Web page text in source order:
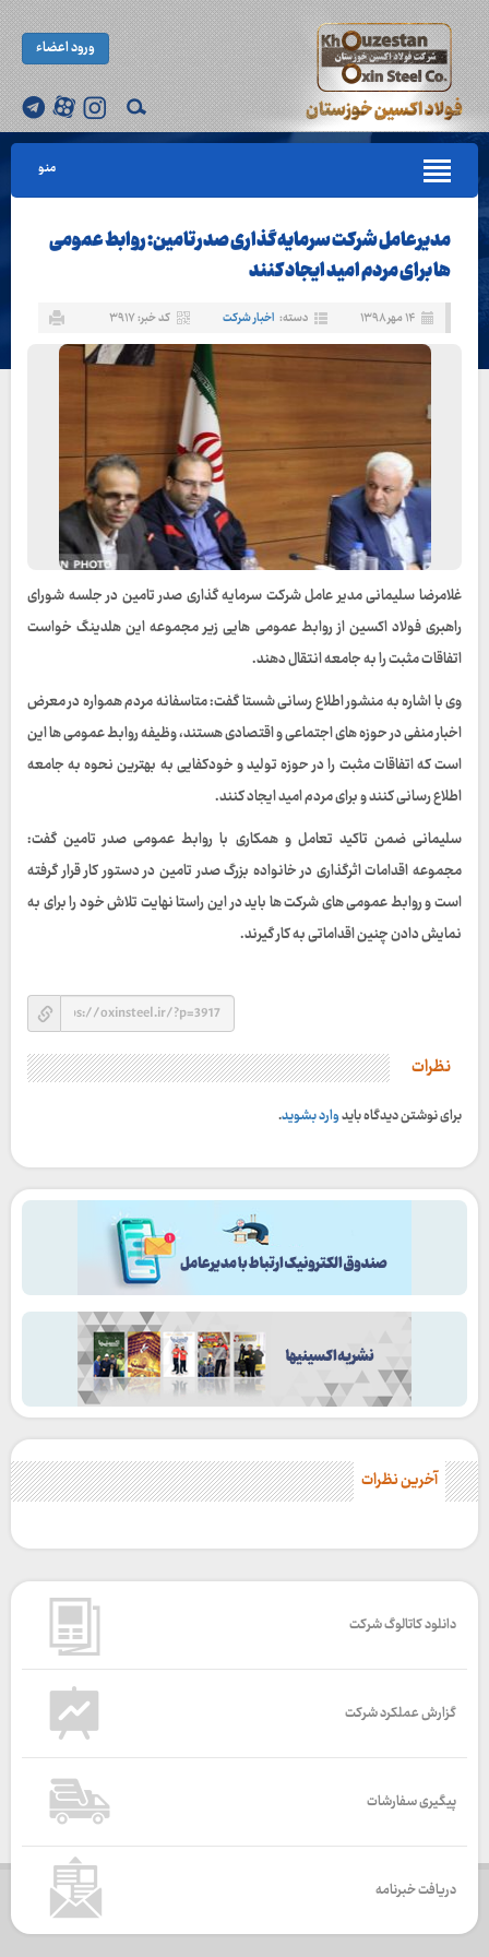
ورود اعضاء
منو
مدیرعامل شرکت سرمایه گذاری صدر تامین: روابط عمومی
ها برای مردم امید ایجاد کنند
۱۴ مهر ۱۳۹۸ دسته: اخبار شرکت کد خبر: ۳۹۱۷
غلامرضا سلیمانی مدیر عامل شرکت سرمایه گذاری صدر تامین در جلسه شورای
راهبری فولاد اکسین از روابط عمومی هایی زیر مجموعه این هلدینگ خواست
اتفاقات مثبت را به جامعه انتقال دهند.
وی با اشاره به منشور اطلاع رسانی شستا گفت: متاسفانه مردم همواره در معرض
اخبار منفی در حوزه های اجتماعی و اقتصادی هستند، وظیفه روابط عمومی ها این
است که اتفاقات مثبت را در حوزه تولید و خودکفایی به بهترین نحوه به جامعه
اطلاع رسانی کنند و برای مردم امید ایجاد کنند.
سلیمانی ضمن تاکید تعامل و همکاری با روابط عمومی صدر تامین گفت:
مجموعه اقدامات اثرگذاری در خانواده بزرگ صدر تامین در دستور کار قرار گرفته
است و روابط عمومی های شرکت ها باید در این راستا نهایت تلاش خود را برای به
نمایش دادن چنین اقداماتی به کار گیرند.
نظرات
برای نوشتن دیدگاه بایدوارد بشوید.
آخرین نظرات
دانلود کاتالوگ شرکت
گزارش عملکرد شرکت
پیگیری سفارشات
دریافت خبرنامه